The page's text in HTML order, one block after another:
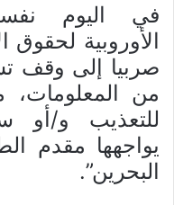
في اليوم
الأوروبية لحقوق
صربيا إلى وقف
من المعلومات،
للتعذيب و/أو
يواجهها مقدم
البحرين”.